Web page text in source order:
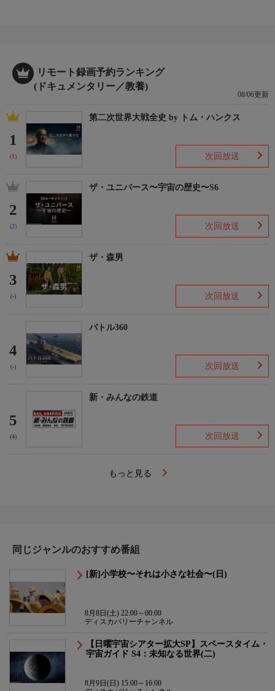
リモート録画予約ランキング
(ドキュメンタリー／教養)
08/06更新
1
(1)
第二次世界大戦全史 by トム・ハンクス
次回放送
2
(2)
ザ・ユニバース〜宇宙の歴史〜S6
次回放送
3
(-)
ザ・森男
次回放送
4
(-)
バトル360
次回放送
5
(4)
新・みんなの鉄道
次回放送
もっと見る
同じジャンルのおすすめ番組
[新]小学校〜それは小さな社会〜(日)
8月8日(土) 22:00～00:00
ディスカバリーチャンネル
【日曜宇宙シアター拡大SP】スペースタイム・
宇宙ガイド S4：未知なる世界(二)
8月9日(日) 15:00～16:00